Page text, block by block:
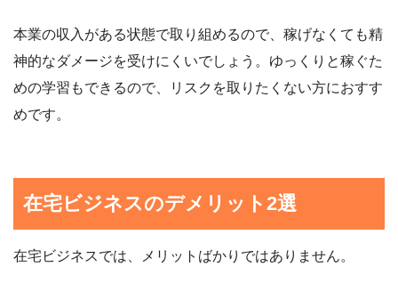
本業の収入がある状態で取り組めるので、稼げなくても精
神的なダメージを受けにくいでしょう。ゆっくりと稼ぐた
めの学習もできるので、リスクを取りたくない方におすす
めです。
在宅ビジネスのデメリット2選
在宅ビジネスでは、メリットばかりではありません。